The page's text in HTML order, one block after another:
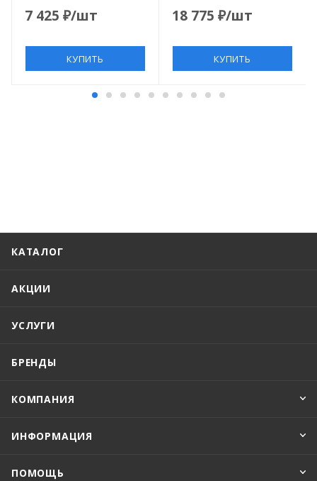
7 425 ₽/шт
КУПИТЬ
18 775 ₽/шт
КУПИТЬ
КАТАЛОГ
АКЦИИ
УСЛУГИ
БРЕНДЫ
КОМПАНИЯ
ИНФОРМАЦИЯ
ПОМОЩЬ